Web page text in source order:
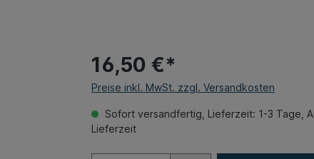
16,50 €*
Preise inkl. MwSt. zzgl. Versandkosten
Sofort versandfertig, Lieferzeit: 1-3 Tage,
Lieferzeit